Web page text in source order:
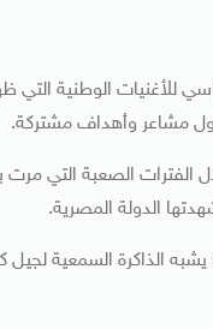
مشاعر وأهداف مشتركة.
الصعبة التي مرت
الدولة المصرية.
الذاكرة السمعية